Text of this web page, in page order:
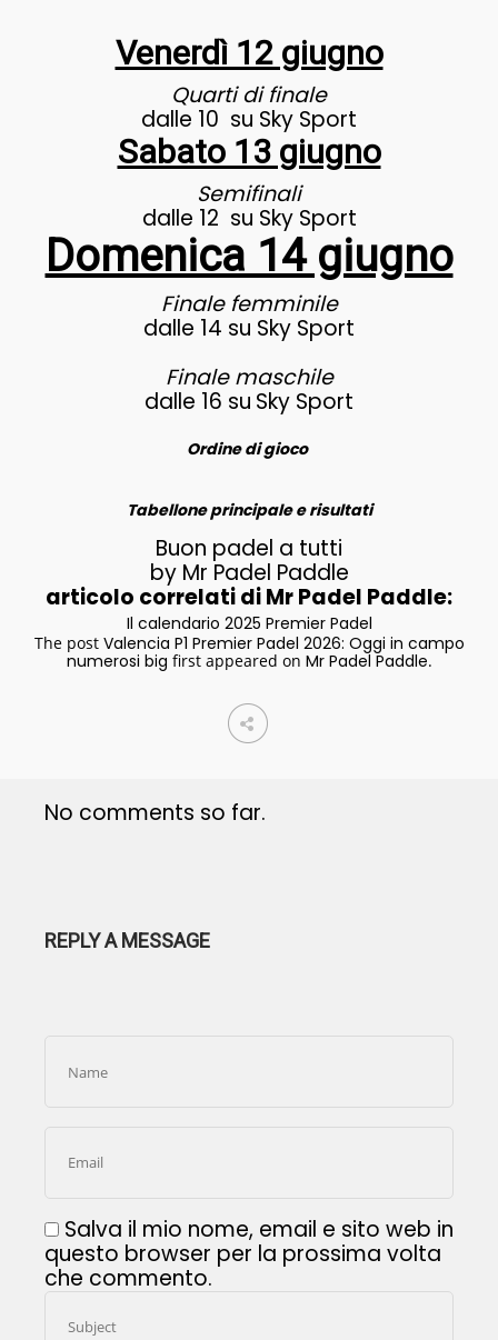
Venerdì 12 giugno
Quarti di finale
dalle 10 su Sky Sport
Sabato 13 giugno
Semifinali
dalle 12 su Sky Sport
Domenica 14 giugno
Finale femminile
dalle 14 su Sky Sport
Finale maschile
dalle 16 su Sky Sport
Ordine di gioco
Tabellone principale e risultati
Buon padel a tutti
by Mr Padel Paddle
articolo correlati di Mr Padel Paddle:
Il calendario 2025 Premier Padel
The post Valencia P1 Premier Padel 2026: Oggi in campo
numerosi big first appeared on Mr Padel Paddle.
No comments so far.
REPLY A MESSAGE
Salva il mio nome, email e sito web in
questo browser per la prossima volta
che commento.